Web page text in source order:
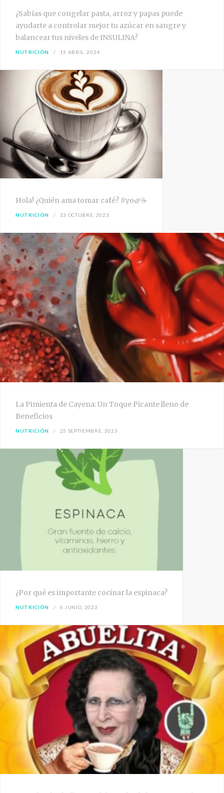
¿Sabías que congelar pasta, arroz y papas puede
ayudarte a controlar mejor tu azúcar en sangre y
balancear tus niveles de INSULINA?
NUTRICIÓN 15 ABRIL, 2024
Hola! ¿Quién ama tomar café? #yo🌿☕
NUTRICIÓN 13 OCTUBRE, 2023
La Pimienta de Cayena: Un Toque Picante lleno de
Beneficios
NUTRICIÓN 25 SEPTIEMBRE, 2023
¿Por qué es importante cocinar la espinaca?
NUTRICIÓN 6 JUNIO, 2023